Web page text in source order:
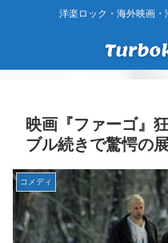
洋楽ロック・海外映画
映画『ファーゴ』
ブル続きで驚愕の
コメディ